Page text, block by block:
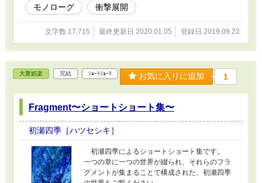
モノローグ
衝撃展開
文字数 17,715 最終更新日 2020.01.05 登録日 2019.09.22
大衆娯楽 完結 ｼｮｰﾄｼｮｰﾄ お気に入りに追加 1
Fragment〜ショートショート集〜
初瀬四季［ハツセシキ］
初瀬四季によるショートショート集です。
一つの章に一つの世界が綴られ、それらのフラ
グメントが集まることで構成された、初瀬四季